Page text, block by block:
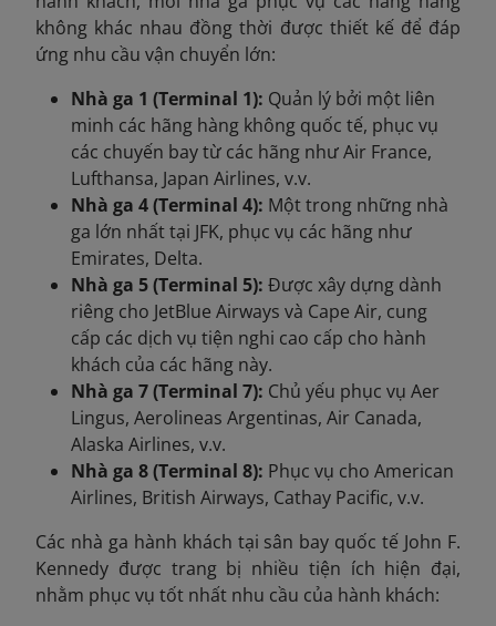
không khác nhau đồng thời được thiết kế để đáp
ứng nhu cầu vận chuyển lớn:
Nhà ga 1 (Terminal 1): Quản lý bởi một liên
minh các hãng hàng không quốc tế, phục vụ
các chuyến bay từ các hãng như Air France,
Lufthansa, Japan Airlines, v.v.
Nhà ga 4 (Terminal 4): Một trong những nhà
ga lớn nhất tại JFK, phục vụ các hãng như
Emirates, Delta.
Nhà ga 5 (Terminal 5): Được xây dựng dành
riêng cho JetBlue Airways và Cape Air, cung
cấp các dịch vụ tiện nghi cao cấp cho hành
khách của các hãng này.
Nhà ga 7 (Terminal 7): Chủ yếu phục vụ Aer
Lingus, Aerolineas Argentinas, Air Canada,
Alaska Airlines, v.v.
Nhà ga 8 (Terminal 8): Phục vụ cho American
Airlines, British Airways, Cathay Pacific, v.v.
Các nhà ga hành khách tại sân bay quốc tế John F.
Kennedy được trang bị nhiều tiện ích hiện đại,
nhằm phục vụ tốt nhất nhu cầu của hành khách: